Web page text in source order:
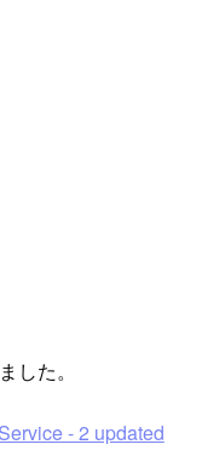
した。
- 2 updated